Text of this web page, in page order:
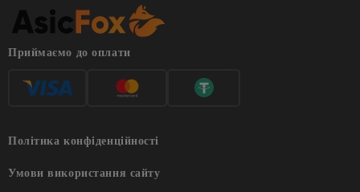
Приймаємо до оплати
Політика конфіденційності
Умови використання сайту